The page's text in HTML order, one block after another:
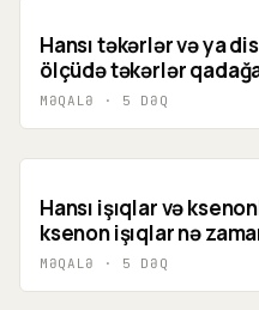
Hansı təkərlər və ya
ölçüdə təkərlər
MƏQALƏ · 5 DƏQ
Hansı işıqlar və
ksenon işıqlar nə
MƏQALƏ · 5 DƏQ